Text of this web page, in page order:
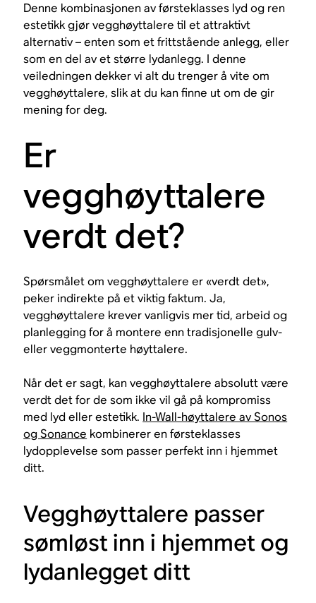
Denne kombinasjonen av førsteklasses lyd og ren
estetikk gjør vegghøyttalere til et attraktivt
alternativ – enten som et frittstående anlegg, eller
som en del av et større lydanlegg. I denne
veiledningen dekker vi alt du trenger å vite om
vegghøyttalere, slik at du kan finne ut om de gir
mening for deg.
Er
vegghøyttalere
verdt det?
Spørsmålet om vegghøyttalere er «verdt det»,
peker indirekte på et viktig faktum. Ja,
vegghøyttalere krever vanligvis mer tid, arbeid og
planlegging for å montere enn tradisjonelle gulv-
eller veggmonterte høyttalere.
Når det er sagt, kan vegghøyttalere absolutt være
verdt det for de som ikke vil gå på kompromiss
med lyd eller estetikk. In-Wall-høyttalere av Sonos
og Sonance kombinerer en førsteklasses
lydopplevelse som passer perfekt inn i hjemmet
ditt.
Vegghøyttalere passer
sømløst inn i hjemmet og
lydanlegget ditt